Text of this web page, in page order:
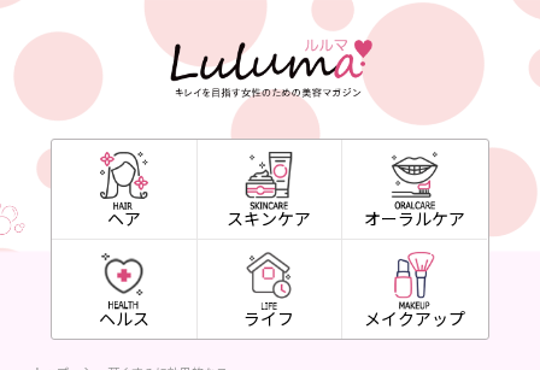
ヘア スキンケア オーラルケア
ヘルス ライフ メイクアップ